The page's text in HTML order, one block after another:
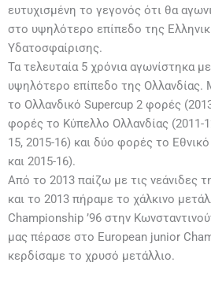
ευτυχισμένη το γεγονός ότι θα
στο υψηλότερο επίπεδο της
Υδατοσφαίρισης.
Τα τελευταία 5 χρόνια αγωνίστηκα
υψηλότερο επίπεδο της Ολλανδίας.
το Ολλανδικό Supercup 2 φορές
φορές το Κύπελλο Ολλανδίας (2011-
15, 2015-16) και δύο φορές το
και 2015-16).
Από το 2013 παίζω με τις νεάνιδες
και το 2013 πήραμε το χάλκινο
Championship ’96 στην
μας πέρασε στο European junior
κερδίσαμε το χρυσό μετάλλιο.